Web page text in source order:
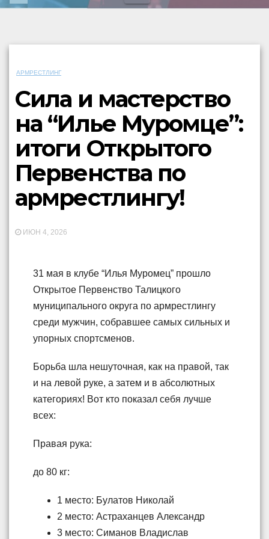
АРМРЕСТЛИНГ
Сила и мастерство
на “Илье Муромце”:
итоги Открытого
Первенства по
армрестлингу!
ИЮН 4, 2026
31 мая в клубе “Илья Муромец” прошло
Открытое Первенство Талицкого
муниципального округа по армрестлингу
среди мужчин, собравшее самых сильных и
упорных спортсменов.
Борьба шла нешуточная, как на правой, так
и на левой руке, а затем и в абсолютных
категориях! Вот кто показал себя лучше
всех:
Правая рука:
до 80 кг:
1 место: Булатов Николай
2 место: Астраханцев Александр
3 место: Симанов Владислав